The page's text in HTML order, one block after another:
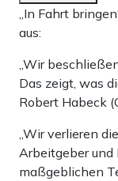
„In Fahrt
aus:
„Wir
Das zeigt, was
Robert Habeck
„Wir verlieren
Arbeitgeber und
maßgeblichen